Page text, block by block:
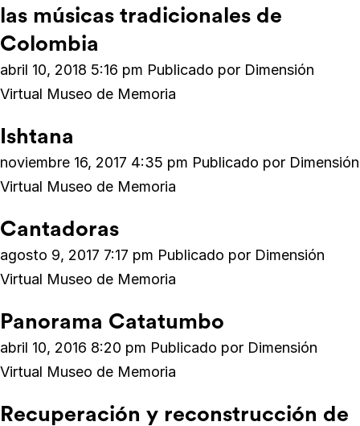
las músicas tradicionales de
Colombia
abril 10, 2018 5:16 pm Publicado por Dimensión
Virtual Museo de Memoria
Ishtana
noviembre 16, 2017 4:35 pm Publicado por Dimensión
Virtual Museo de Memoria
Cantadoras
agosto 9, 2017 7:17 pm Publicado por Dimensión
Virtual Museo de Memoria
Panorama Catatumbo
abril 10, 2016 8:20 pm Publicado por Dimensión
Virtual Museo de Memoria
Recuperación y reconstrucción de